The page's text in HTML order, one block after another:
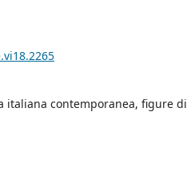
italiana contemporanea, figure di